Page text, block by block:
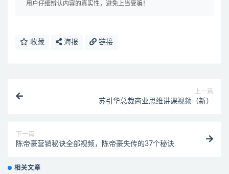
用户仔细辨认内容的真实性，避免上当受骗！
收藏 海报 链接
上一篇
苏引华总裁商业思维讲课视频（新）
下一篇
陈帝豪营销秘诀全部视频，陈帝豪失传的37个秘诀
相关文章